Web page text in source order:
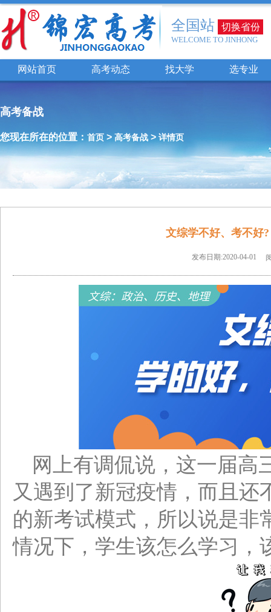
全国站 切换省份
WELCOME TO JINHONG
网站首页 高考动态 找大学 选专业
高考备战
您现在所在的位置： 首页 > 高考备战 > 详情页
文综学不好、考不好
发布日期:2020-04-01
网上有调侃说，这一届高
又遇到了新冠疫情，而且还
的新考试模式，所以说是非
情况下，学生该怎么学习，